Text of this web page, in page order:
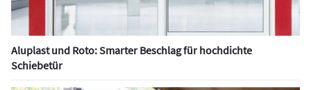
Aluplast und Roto: Smarter Beschlag für hochdichte
Schiebetür